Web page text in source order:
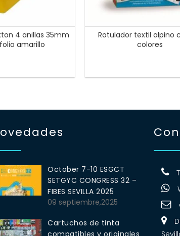
4 anillas 35mm
amarillo
Rotulador textil alpino
colores
October 7-10 ESGCT
SETGYC CONGRESS 32 –
FIBES SEVILLA 2025
09 septiembre,2025
Cartuchos de tinta